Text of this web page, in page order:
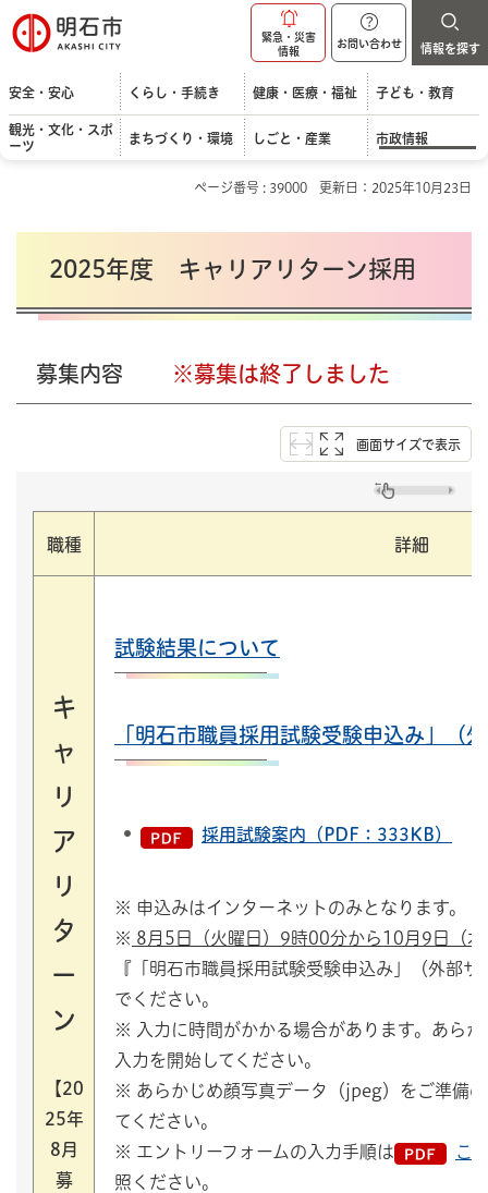
明石市
緊急・災害
情報
お問い合わせ 情報を探す
安全・安心 くらし・手続き 健康・医療・福祉 子ども・教育
観光・文化・スポ
ーツ
まちづくり・環境 しごと・産業 市政情報
ページ番号 : 39000 更新日：2025年10月23日
2025年度 キャリアリターン採用
募集内容 ※募集は終了しました
画面サイズで表示
職種 詳細
キ
ャ
リ
ア
リ
タ
ー
ン
【20
25年
8月
募
試験結果について
「明石市職員採用試験受験申込み」（
採用試験案内（PDF：333KB）
※ 申込みはインターネットのみとなります。
※ 8月5日（火曜日）9時00分から10月9日（
『「明石市職員採用試験受験申込み」（外部
でください。
※ 入力に時間がかかる場合があります。あら
入力を開始してください。
※ あらかじめ顔写真データ（jpeg）をご準備
てください。
※ エントリーフォームの入力手順は
こ
照ください。